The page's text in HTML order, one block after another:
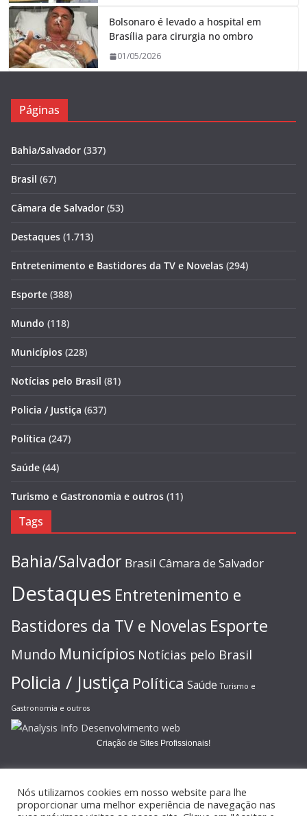
Bolsonaro é levado a hospital em
Brasília para cirurgia no ombro
01/05/2026
Páginas
Bahia/Salvador (337)
Brasil (67)
Câmara de Salvador (53)
Destaques (1.713)
Entretenimento e Bastidores da TV e Novelas (294)
Esporte (388)
Mundo (118)
Municípios (228)
Notícias pelo Brasil (81)
Policia / Justiça (637)
Política (247)
Saúde (44)
Turismo e Gastronomia e outros (11)
Tags
Bahia/Salvador Brasil Câmara de Salvador
Destaques Entretenimento e
Bastidores da TV e Novelas Esporte
Mundo Municípios Notícias pelo Brasil
Policia / Justiça Política Saúde Turismo e
Gastronomia e outros
Criação de Sites Profissionais!
Nós utilizamos cookies em nosso website para lhe
proporcionar uma melhor experiência de navegação nas